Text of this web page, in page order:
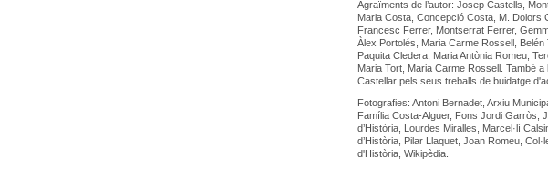
Agraïments de l’autor: Josep Castells,
Maria Costa, Concepció Costa, M. Dolors
Francesc Ferrer, Montserrat Ferrer,
Àlex Portolés, Maria Carme Rossell,
Paquita Cledera, Maria Antònia Romeu,
Maria Tort, Maria Carme Rossell. També
Castellar pels seus treballs de buidatge
Fotografies: Antoni Bernadet, Arxiu
Família Costa-Alguer, Fons Jordi Garròs,
d’Història, Lourdes Miralles, Marcel·lí
d’Història, Pilar Llaquet, Joan Romeu,
d'Història, Wikipèdia.